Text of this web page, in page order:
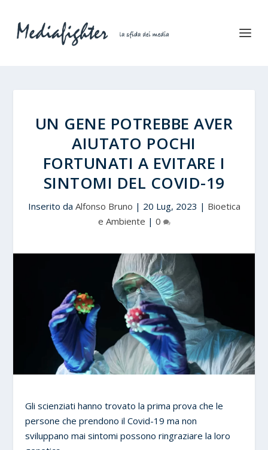
UN GENE POTREBBE AVER
AIUTATO POCHI
FORTUNATI A EVITARE I
SINTOMI DEL COVID-19
Inserito da Alfonso Bruno | 20 Lug, 2023 | Bioetica
e Ambiente | 0
Gli scienziati hanno trovato la prima prova che le
persone che prendono il Covid-19 ma non
sviluppano mai sintomi possono ringraziare la loro